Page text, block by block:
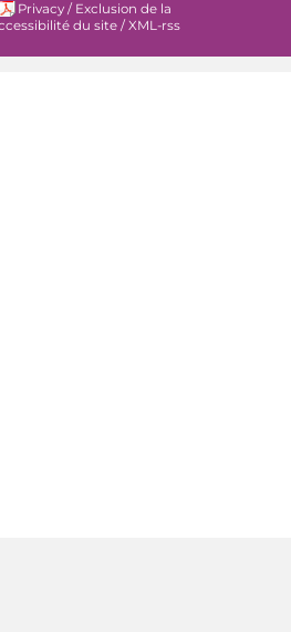
Privacy / Exclusion de la
du site / XML-rss